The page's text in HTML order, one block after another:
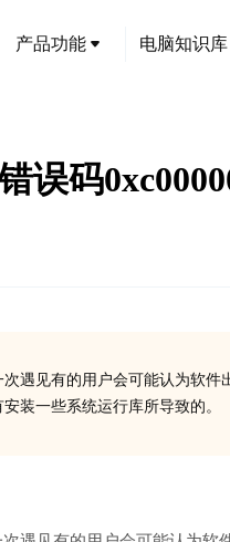
产品功能 电脑知识库
误码
遇见有的用户会可能认为软件
装一些系统运行库所导致的。